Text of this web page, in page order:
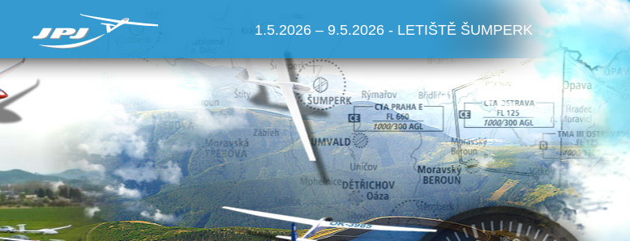
1.5.2026 – 9.5.2026 - LETIŠTĚ ŠUMPERK